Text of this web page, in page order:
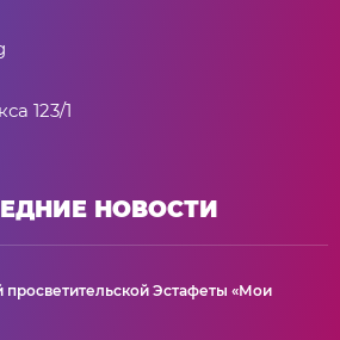
123/1
НОВОСТИ
просветительской Эстафеты «Мои